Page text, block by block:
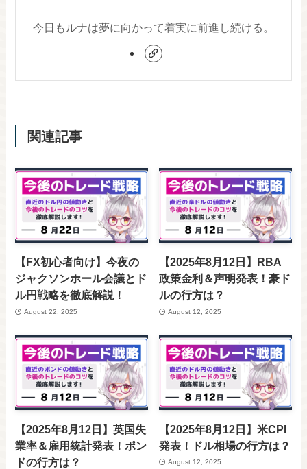
今日もルナは夢に向かって着実に前進し続ける。
関連記事
【FX初心者向け】今夜の
ジャクソンホール会議とド
ル円戦略を徹底解説！
August 22, 2025
【2025年8月12日】RBA
政策金利＆声明発表！豪ド
ルの行方は？
August 12, 2025
【2025年8月12日】英国失
業率＆雇用統計発表！ポン
ドの行方は？
【2025年8月12日】米CPI
発表！ドル相場の行方は？
August 12, 2025